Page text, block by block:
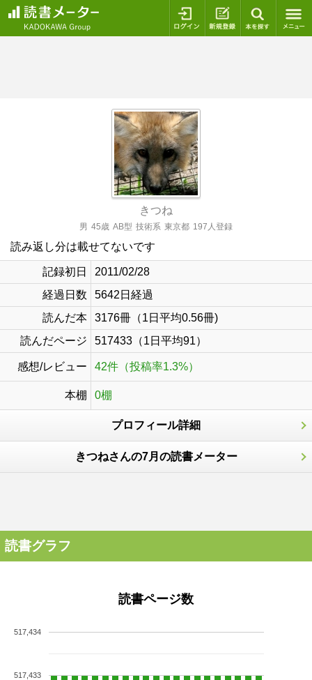
ログイン 新規登録
きつね
男 45歳 AB型 技術系 東京都 197人登録
読み返し分は載せてないです
記録初日
2011/02/28
経過日数
5642日経過
読んだ本
3176冊（1日平均0.56冊)
読んだページ
517433（1日平均91）
感想/レビュー 42件（投稿率1.3%）
本棚 0棚
プロフィール詳細
きつねさんの7月の読書メーター
読書グラフ
読書ページ数
517,433
517,434